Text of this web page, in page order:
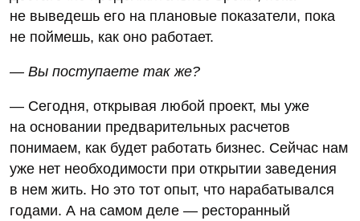
не выведешь его на плановые показатели, пока
не поймешь, как оно работает.
— Вы поступаете так же?
— Сегодня, открывая любой проект, мы уже
на основании предварительных расчетов
понимаем, как будет работать бизнес. Сейчас нам
уже нет необходимости при открытии заведения
в нем жить. Но это тот опыт, что нарабатывался
годами. А на самом деле — ресторанный